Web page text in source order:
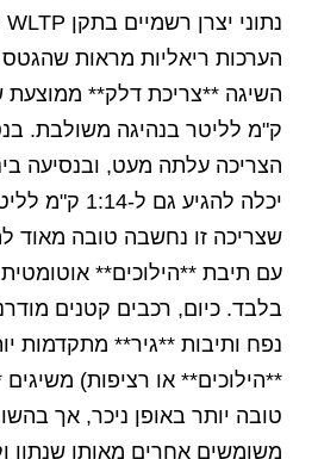
ק"מ לליטר בנהיגה משולבת.
הצריכה עלתה מעט, ובנסיעה
יכלה להגיע גם
שצריכה זו נחשבה טובה מאוד
בלבד. כיום, רכבים קטנים
**הילוכים** או רציפות)
טובה יותר באופן ניכר, אך
משומשים אחרים מאותו שנתון